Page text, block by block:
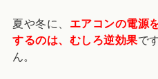
夏や冬に、 エアコンの電源
するのは、むしろ逆効果で
ん。